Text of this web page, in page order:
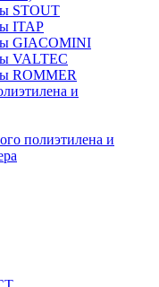
STOUT
ITAP
GIACOMINI
VALTEC
ROMMER
и
полиэтилена и